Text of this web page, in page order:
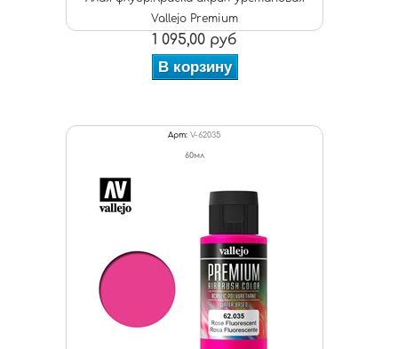
Vallejo Premium
1 095,00 руб
В корзину
Арт: V-62035
60мл